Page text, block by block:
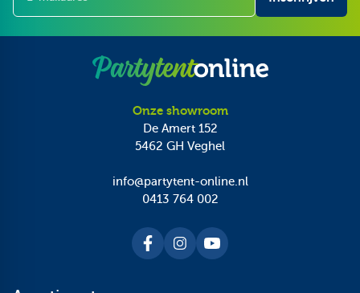
Onze showroom
De Amert 152
5462 GH Veghel
info@partytent-online.nl
0413 764 002